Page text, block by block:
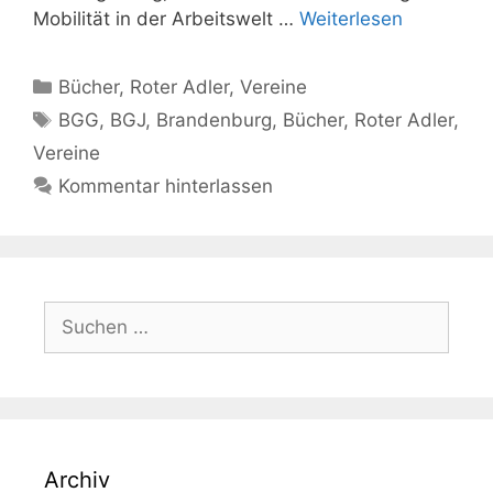
Mobilität in der Arbeitswelt … Weiterlesen
Kategorien
Bücher, Roter Adler,Vereine
Schlagwörter
BGG, BGJ, Brandenburg, Bücher, Roter Adler,
Vereine
Kommentar hinterlassen
nach:
Archiv